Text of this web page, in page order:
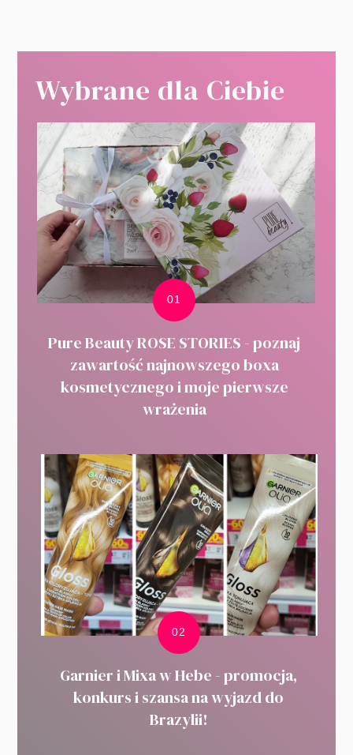
Wybrane dla Ciebie
Pure Beauty ROSE STORIES - poznaj
zawartość najnowszego boxa
kosmetycznego i moje pierwsze
wrażenia
Garnier i Mixa w Hebe - promocja,
konkurs i szansa na wyjazd do
Brazylii!